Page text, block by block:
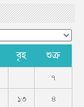
বৃহ শুক্র
৭
১৩ ৪